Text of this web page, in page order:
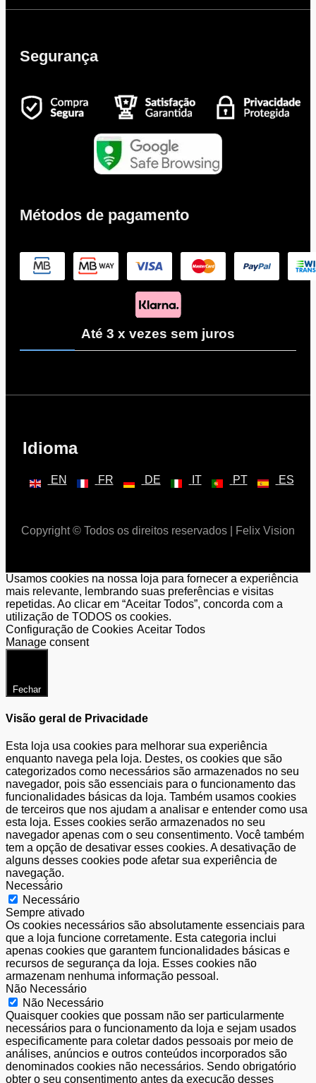
Segurança
Métodos de pagamento
Até 3 x vezes sem juros
Idioma
EN FR DE IT PT ES
Copyright © Todos os direitos reservados | Felix Vision
Usamos cookies na nossa loja para fornecer a experiência
mais relevante, lembrando suas preferências e visitas
repetidas. Ao clicar em “Aceitar Todos”, concorda com a
utilização de TODOS os cookies.
Configuração de Cookies Aceitar Todos
Manage consent
Fechar
Visão geral de Privacidade
Esta loja usa cookies para melhorar sua experiência
enquanto navega pela loja. Destes, os cookies que são
categorizados como necessários são armazenados no seu
navegador, pois são essenciais para o funcionamento das
funcionalidades básicas da loja. Também usamos cookies
de terceiros que nos ajudam a analisar e entender como usa
esta loja. Esses cookies serão armazenados no seu
navegador apenas com o seu consentimento. Você também
tem a opção de desativar esses cookies. A desativação de
alguns desses cookies pode afetar sua experiência de
navegação.
Necessário
Necessário
Sempre ativado
Os cookies necessários são absolutamente essenciais para
que a loja funcione corretamente. Esta categoria inclui
apenas cookies que garantem funcionalidades básicas e
recursos de segurança da loja. Esses cookies não
armazenam nenhuma informação pessoal.
Não Necessário
Não Necessário
Quaisquer cookies que possam não ser particularmente
necessários para o funcionamento da loja e sejam usados
especificamente para coletar dados pessoais por meio de
análises, anúncios e outros conteúdos incorporados são
denominados cookies não necessários. Sendo obrigatório
obter o seu consentimento antes da execução desses